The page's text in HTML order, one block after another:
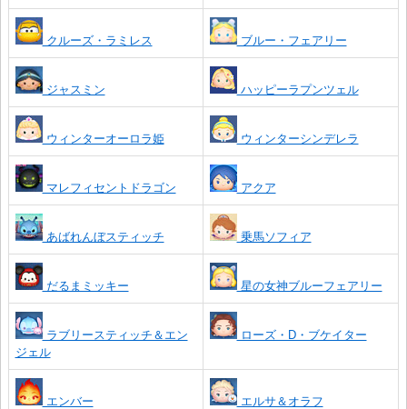
クルーズ・ラミレス ブルー・フェアリー
ジャスミン ハッピーラプンツェル
ウィンターオーロラ姫 ウィンターシンデレラ
マレフィセントドラゴン アクア
あばれんぼスティッチ 乗馬ソフィア
だるまミッキー 星の女神ブルーフェアリー
ラブリースティッチ＆エン
ジェル
ローズ・D・ブケイター
エンバー エルサ＆オラフ